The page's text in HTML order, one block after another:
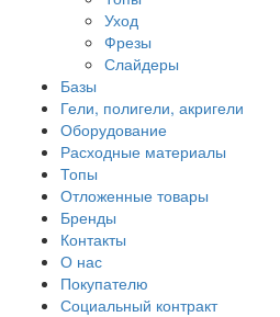
Уход
Фрезы
Слайдеры
Базы
Гели, полигели, акригели
Оборудование
Расходные материалы
Топы
Отложенные товары
Бренды
Контакты
О нас
Покупателю
Социальный контракт